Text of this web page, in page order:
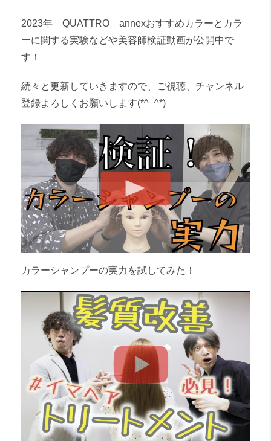
2023年 QUATTRO annexおすすめカラーとカラ
ーに関する実験などや美容師検証動画が公開中で
す！
続々と更新していきますので、ご視聴、チャンネル
登録よろしくお願いします(*^_^*)
カラーシャンプーの実力を試してみた！